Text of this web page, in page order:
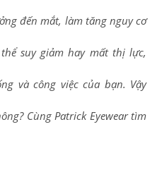
đến mắt, làm tăng nguy cơ
suy giảm hay mất thị lực,
và công việc của bạn. Vậy
Cùng Patrick Eyewear tìm